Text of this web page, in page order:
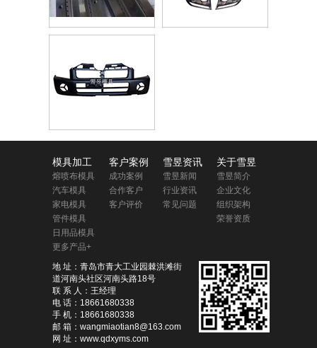
模具加工
熔喷布模具
汽车模具
家电模具
管件模具
日用品模具
更多产品+
客户案例
成功案例
合作客户
客户评价
雪昱资讯
雪昱新闻
行业资讯
常见问题
关于雪昱
雪昱简介
企业文化
组织架构
荣誉资质
地 址：青岛市青大工业园棘洪滩街
道河南头社区河南头路18号
联 系 人：王经理
电 话：18661680338
手 机：18661680338
邮 箱：wangmiaotian8@163.com
网 址：www.qdxyms.com